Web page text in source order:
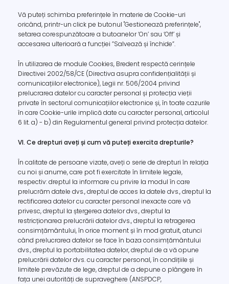
Vă puteți schimba preferințele în materie de Cookie-uri
oricând, printr-un click pe butonul "Gestionează preferințele",
setarea corespunzătoare a butoanelor ‘On’ sau ‘Off’ și
accesarea ulterioară a funcției ”Salvează și închide”.
În utilizarea de module Cookies, Bredent respectă cerințele
Directivei 2002/58/CE (Directiva asupra confidențialității și
comunicațiilor electronice), Legii nr. 506/2004 privind
prelucrarea datelor cu caracter personal și protecția vieții
private în sectorul comunicațiilor electronice și, în toate cazurile
în care Cookie-urile implică date cu caracter personal, articolul
6 lit. a) - b) din Regulamentul general privind protecția datelor.
VI. Ce drepturi aveți și cum vă puteți exercita drepturile?
În calitate de persoane vizate, aveți o serie de drepturi în relația
cu noi și anume, care pot fi exercitate în limitele legale,
respectiv: dreptul la informare cu privire la modul în care
prelucrăm datele dvs., dreptul de acces la datele dvs., dreptul la
rectificarea datelor cu caracter personal inexacte care vă
privesc, dreptul la ștergerea datelor dvs., dreptul la
restricționarea prelucrării datelor dvs., dreptul la retragerea
consimțământului, în orice moment și în mod gratuit, atunci
când prelucrarea datelor se face în baza consimțământului
dvs., dreptul la portabilitatea datelor, dreptul de a vă opune
prelucrării datelor dvs. cu caracter personal, în condițiile și
limitele prevăzute de lege, dreptul de a depune o plângere în
fața unei autorități de supraveghere (ANSPDCP,